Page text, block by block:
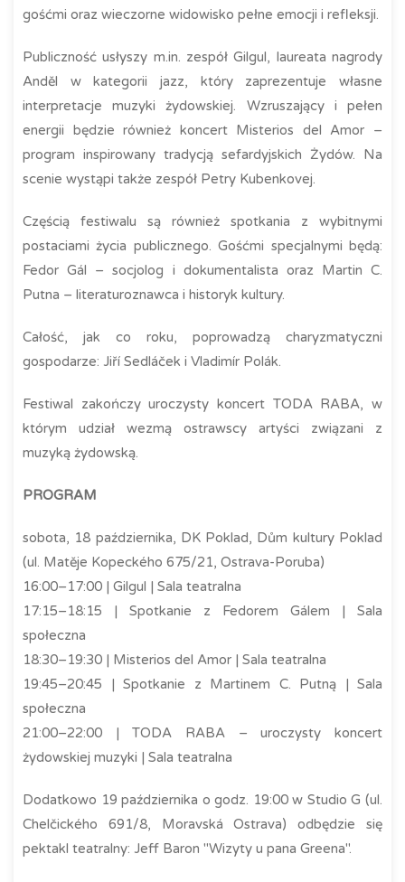
gośćmi oraz wieczorne widowisko pełne emocji i refleksji.
Publiczność usłyszy m.in. zespół Gilgul, laureata nagrody
Anděl w kategorii jazz, który zaprezentuje własne
interpretacje muzyki żydowskiej. Wzruszający i pełen
energii będzie również koncert Misterios del Amor –
program inspirowany tradycją sefardyjskich Żydów. Na
scenie wystąpi także zespół Petry Kubenkovej.
Częścią festiwalu są również spotkania z wybitnymi
postaciami życia publicznego. Gośćmi specjalnymi będą:
Fedor Gál – socjolog i dokumentalista oraz Martin C.
Putna – literaturoznawca i historyk kultury.
Całość, jak co roku, poprowadzą charyzmatyczni
gospodarze: Jiří Sedláček i Vladimír Polák.
Festiwal zakończy uroczysty koncert TODA RABA, w
którym udział wezmą ostrawscy artyści związani z
muzyką żydowską.
PROGRAM
sobota, 18 października, DK Poklad, Dům kultury Poklad
(ul. Matěje Kopeckého 675/21, Ostrava-Poruba)
16:00–17:00 | Gilgul | Sala teatralna
17:15–18:15 | Spotkanie z Fedorem Gálem | Sala
społeczna
18:30–19:30 | Misterios del Amor | Sala teatralna
19:45–20:45 | Spotkanie z Martinem C. Putną | Sala
społeczna
21:00–22:00 | TODA RABA – uroczysty koncert
żydowskiej muzyki | Sala teatralna
Dodatkowo 19 października o godz. 19:00 w Studio G (ul.
Chelčického 691/8, Moravská Ostrava) odbędzie się
pektakl teatralny: Jeff Baron "Wizyty u pana Greena".